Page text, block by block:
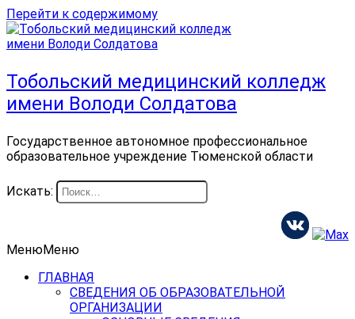
Перейти к содержимому
Тобольский медицинский колледж
имени Володи Солдатова
Государственное автономное профессиональное
образовательное учреждение Тюменской области
Искать:
МенюМеню
ГЛАВНАЯ
СВЕДЕНИЯ ОБ ОБРАЗОВАТЕЛЬНОЙ
ОРГАНИЗАЦИИ